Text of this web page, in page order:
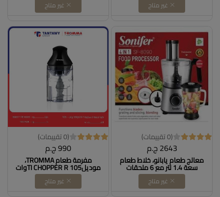
غير متاح غير متاح
(0 تقييمات)
2643 ج.م
معالج طعام يابانو، خلاط طعام
سعة 1.4 لتر مع 6 ملحقات
واط، فضي Dollars for import
كود B09P3CNZZ5
غير متاح
(0 تقييمات)
990 ج.م
مفرمة طعام TROMMA،
موديلTI CHOPPER R 105وات
550 Dollars for import غير متاح